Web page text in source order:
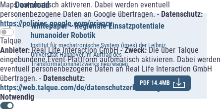
Maps automatisch aktiveren. Dabei werden eventuell
personenbezogene Daten an Google übertragen. -Datenschutz:
https://policies.google.com/privacy
Talque
Anbieter:Real Life Interaction GmbH -Zweck: Die über Talque
eingebundene Event-Plattform automatisch aktivieren. Dabei werden
eventuell personenbezogene Daten an Real Life Interaction GmbH
übertragen. - Datenschutz:
https://web.talque.com/de/datenschutzerklaerung/
Notwendig
Download
Whitepaper - Regionale Einsatzpotentiale
humanoider Robotik
Institut für mechatronische System (imes) der Leibniz
Universität Hannover im Auftrag des
Transformationsnetzwerks neu/wagen
PDF 14.4MB